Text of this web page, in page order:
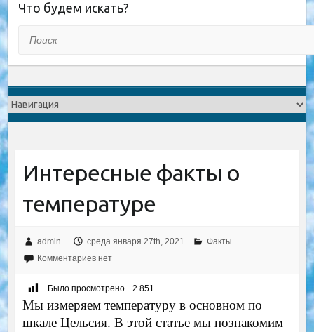
Что будем искать?
Интересные факты о
температуре
admin среда января 27th, 2021
Факты
Комментариев нет
Было просмотрено 2 851
Мы измеряем температуру в основном по
шкале Цельсия. В этой статье мы познакомим